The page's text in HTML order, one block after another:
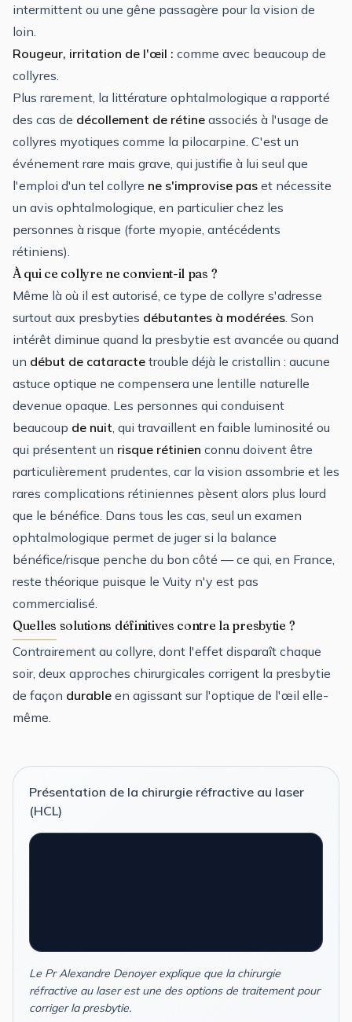
intermittent ou une gêne passagère pour la vision de
loin.
Rougeur, irritation de l'œil : comme avec beaucoup de
collyres.
Plus rarement, la littérature ophtalmologique a rapporté
des cas de décollement de rétine associés à l'usage de
collyres myotiques comme la pilocarpine. C'est un
événement rare mais grave, qui justifie à lui seul que
l'emploi d'un tel collyre ne s'improvise pas et nécessite
un avis ophtalmologique, en particulier chez les
personnes à risque (forte myopie, antécédents
rétiniens).
À qui ce collyre ne convient-il pas ?
Même là où il est autorisé, ce type de collyre s'adresse
surtout aux presbyties débutantes à modérées . Son
intérêt diminue quand la presbytie est avancée ou quand
un début de cataracte trouble déjà le cristallin : aucune
astuce optique ne compensera une lentille naturelle
devenue opaque. Les personnes qui conduisent
beaucoup de nuit , qui travaillent en faible luminosité ou
qui présentent un risque rétinien connu doivent être
particulièrement prudentes, car la vision assombrie et les
rares complications rétiniennes pèsent alors plus lourd
que le bénéfice. Dans tous les cas, seul un examen
ophtalmologique permet de juger si la balance
bénéfice/risque penche du bon côté — ce qui, en France,
reste théorique puisque le Vuity n'y est pas
commercialisé.
Quelles solutions définitives contre la presbytie ?
Contrairement au collyre, dont l'effet disparaît chaque
soir, deux approches chirurgicales corrigent la presbytie
de façon durable en agissant sur l'optique de l'œil elle-
même.
Présentation de la chirurgie réfractive au laser
(HCL)
Le Pr Alexandre Denoyer explique que la chirurgie
réfractive au laser est une des options de traitement pour
corriger la presbytie.